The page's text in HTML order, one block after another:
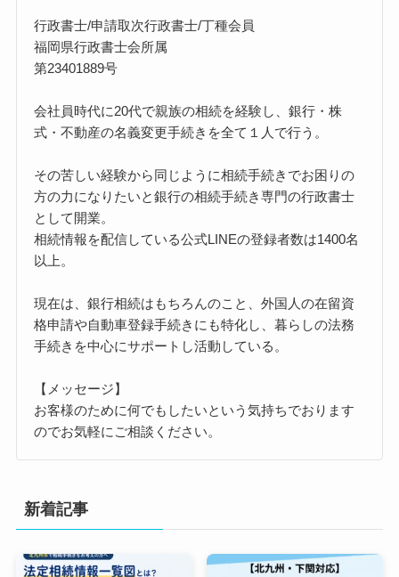
行政書士/申請取次行政書士/丁種会員
福岡県行政書士会所属
第23401889号
会社員時代に20代で親族の相続を経験し、銀行・株
式・不動産の名義変更手続きを全て１人で行う。
その苦しい経験から同じように相続手続きでお困りの
方の力になりたいと銀行の相続手続き専門の行政書士
として開業。
相続情報を配信している公式LINEの登録者数は1400名
以上。
現在は、銀行相続はもちろんのこと、外国人の在留資
格申請や自動車登録手続きにも特化し、暮らしの法務
手続きを中心にサポートし活動している。
【メッセージ】
お客様のために何でもしたいという気持ちでおります
のでお気軽にご相談ください。
新着記事